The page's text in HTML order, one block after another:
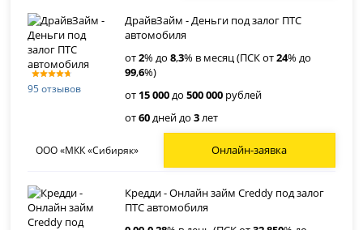
95 отзывов
ДрайвЗайм - Деньги под залог ПТС
автомобиля
от2% до8,3% в месяц (ПСК от24% до
99,6%)
от 15 000до500 000 рублей
от60дней до3лет
ООО «МКК «Сибиряк» Онлайн-заявка
Кредди - Онлайн займ Creddy под залог
ПТС автомобиля